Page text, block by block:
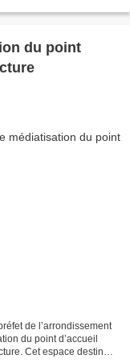
du point
préfecture
de l’arrondissement
du point d’accueil
Cet espace destiné